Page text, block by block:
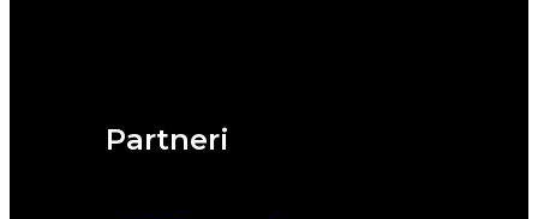
Partneri